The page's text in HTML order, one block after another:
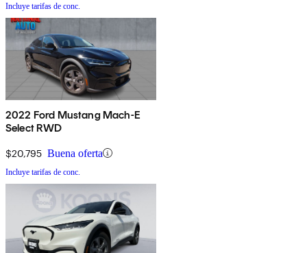
Incluye tarifas de conc.
2022 Ford Mustang Mach-E
Select RWD
$20,795 Buena oferta
Incluye tarifas de conc.